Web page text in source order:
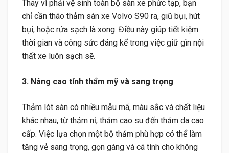
Thay vì phải vệ sinh toàn bộ sàn xe phức tạp, bạn
chỉ cần tháo thảm sàn xe Volvo S90 ra, giũ bụi, hút
bụi, hoặc rửa sạch là xong. Điều này giúp tiết kiệm
thời gian và công sức đáng kể trong việc giữ gìn nội
thất xe luôn sạch sẽ.
3. Nâng cao tính thẩm mỹ và sang trọng
Thảm lót sàn có nhiều mẫu mã, màu sắc và chất liệu
khác nhau, từ thảm nỉ, thảm cao su đến thảm da cao
cấp. Việc lựa chọn một bộ thảm phù hợp có thể làm
tăng vẻ sang trọng, gọn gàng và cá tính cho không